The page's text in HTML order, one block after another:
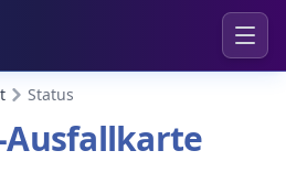
Status
Ausfallkarte